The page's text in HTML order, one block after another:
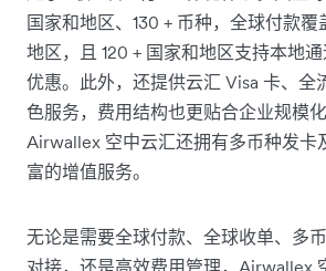
国家和地区、130 + 币种，全球付款
地区，且 120 + 国家和地区支持本地
优惠。此外，还提供云汇 Visa 卡、全
色服务，费用结构也更贴合企业规模
Airwallex 空中云汇还拥有多币种发卡
富的增值服务。
无论是需要全球付款、全球收单、多
对接，还是高效费用管理，Airwallex